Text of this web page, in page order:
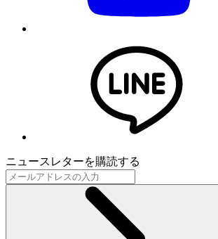
ニュースレターを購読する